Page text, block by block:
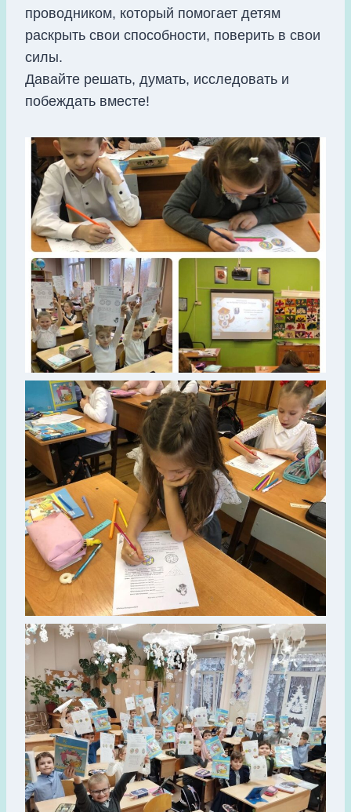
проводником, который помогает детям
раскрыть свои способности, поверить в свои
силы.
Давайте решать, думать, исследовать и
побеждать вместе!